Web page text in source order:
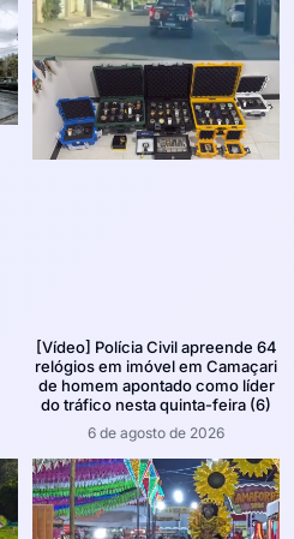
[Vídeo] Polícia Civil apreende 64
relógios em imóvel em Camaçari
de homem apontado como líder
do tráfico nesta quinta-feira (6)
6 de agosto de 2026